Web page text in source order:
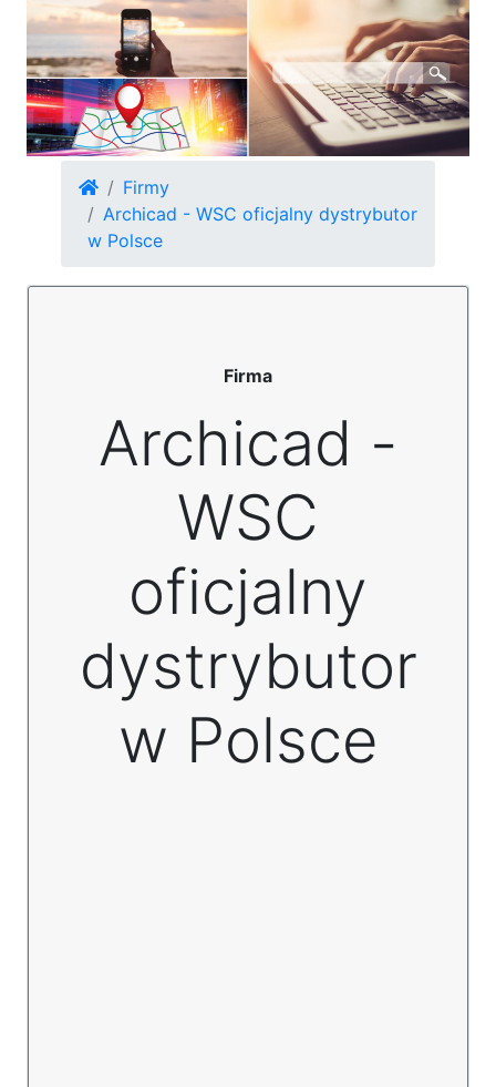
Firmy
Archicad - WSC oficjalny dystrybutor
w Polsce
Firma
Archicad -
WSC
oficjalny
dystrybutor
w Polsce